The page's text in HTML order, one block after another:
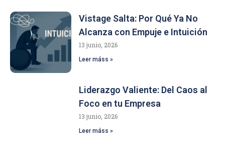
Vistage Salta: Por Qué Ya No
Alcanza con Empuje e Intuición
13 junio, 2026
Leer máss »
Liderazgo Valiente: Del Caos al
Foco en tu Empresa
13 junio, 2026
Leer máss »